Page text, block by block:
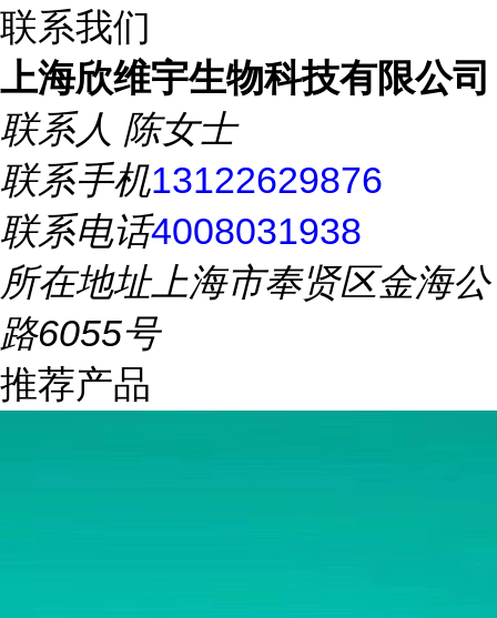
联系我们
上海欣维宇生物科技有限公司
联系人 陈女士
联系手机13122629876
联系电话4008031938
所在地址上海市奉贤区金海公
路6055号
推荐产品